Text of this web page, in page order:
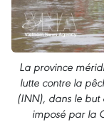
La province
lutte contre la
(INN), dans le but
imposé par la